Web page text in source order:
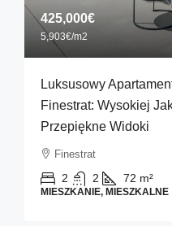
425,000€
5,903€/m2
Luksusowy
Finestrat: Wysokiej
Przepiękne Widoki
Finestrat
2 2 72 m²
MIESZKANIE, MIESZKALNE